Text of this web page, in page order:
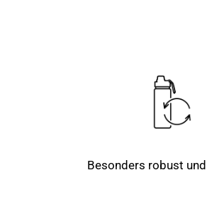
Besonders robust